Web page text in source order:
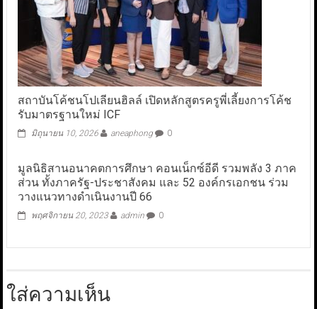
สถาบันโค้ชนโปเลียนฮิลล์ เปิดหลักสูตรครูพี่เลี้ยงการโค้ช
รับมาตรฐานใหม่ ICF
มิถุนายน 10, 2026 aneaphong 0
มูลนิธิสานอนาคตการศึกษา คอนเน็กซ์อีดี รวมพลัง 3 ภาค
ส่วน ทั้งภาครัฐ-ประชาสังคม และ 52 องค์กรเอกชน ร่วม
วางแนวทางดำเนินงานปี 66
พฤศจิกายน 20, 2023 admin 0
ใส่ความเห็น